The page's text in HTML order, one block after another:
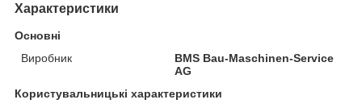
Характеристики
Основні
Виробник
BMS Bau-Maschinen-Service
AG
Користувальницькі характеристики